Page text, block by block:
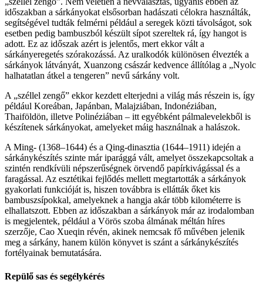
időszakban a sárkányokat elsősorban hadászati célokra használták,
segítségével tudták felmérni például a seregek közti távolságot, sok
esetben pedig bambuszból készült sípot szereltek rá, így hangot is
adott. Ez az időszak azért is jelentős, mert ekkor vált a
sárkányeregetés szórakozássá. Az uralkodók különösen élvezték a
sárkányok látványát, Xuanzong császár kedvence állítólag a „Nyolc
halhatatlan átkel a tengeren” nevű sárkány volt.
A „széllel zengő” ekkor kezdett elterjedni a világ más részein is, így
például Koreában, Japánban, Malajziában, Indonéziában,
Thaiföldön, illetve Polinéziában – itt egyébként pálmalevelekből is
készítenek sárkányokat, amelyeket máig használnak a halászok.
A Ming- (1368–1644) és a Qing-dinasztia (1644–1911) idején a
sárkánykészítés szinte már iparággá vált, amelyet összekapcsoltak a
szintén rendkívüli népszerűségnek örvendő papírkivágással és a
faragással. Az esztétikai fejlődés mellett megtartották a sárkányok
gyakorlati funkcióját is, hiszen továbbra is ellátták őket kis
bambuszsípokkal, amelyeknek a hangja akár több kilométerre is
elhallatszott. Ebben az időszakban a sárkányok már az irodalomban
is megjelentek, például a Vörös szoba álmának méltán híres
szerzője, Cao Xueqin révén, akinek nemcsak fő művében jelenik
meg a sárkány, hanem külön könyvet is szánt a sárkánykészítés
fortélyainak bemutatására.
Repülő sas és segélykérés